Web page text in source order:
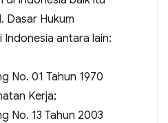
Dasar Hukum
Indonesia antara lain:
No. 01 Tahun 1970
Kerja;
No. 13 Tahun 2003